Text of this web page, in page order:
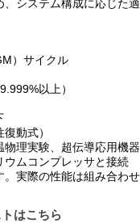
システム構成に応じた適
）サイクル
以上）
動式）
理実験、超伝導応用機器
ムコンプレッサと接続
。実際の性能は組み合わせ
はこちら